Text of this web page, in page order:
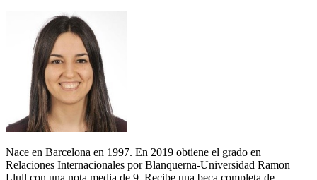
Nace en Barcelona en 1997. En 2019 obtiene el grado en
Relaciones Internacionales por Blanquerna-Universidad Ramon